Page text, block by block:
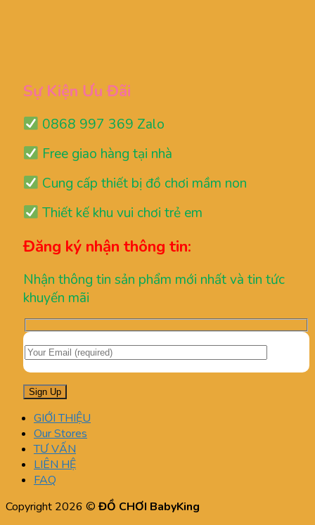
Sự Kiện Ưu Đãi
0868 997 369 Zalo
Free giao hàng tại nhà
Cung cấp thiết bị đồ chơi mầm non
Thiết kế khu vui chơi trẻ em
Đăng ký nhận thông tin:
Nhận thông tin sản phẩm mới nhất và tin tức
khuyến mãi
GIỚI THIỆU
Our Stores
TƯ VẤN
LIÊN HỆ
FAQ
Copyright 2026 ©ĐỒ CHƠI BabyKing